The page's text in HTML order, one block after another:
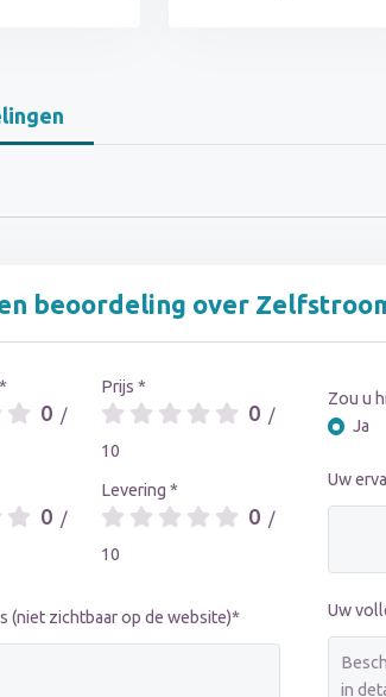
beoordeling over
0 /
0 /
Prijs *
0 /
10
Levering *
0 /
10
(niet zichtbaar op de website)*
Zou u
Ja
Uw
Uw